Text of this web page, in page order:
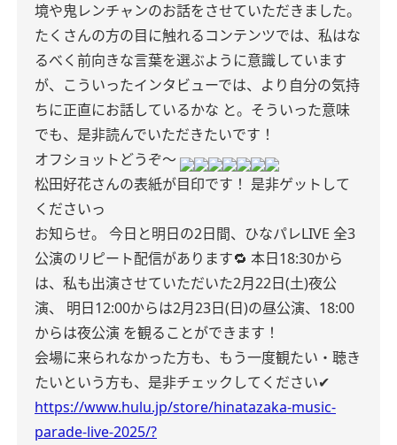
境や鬼レンチャンのお話をさせていただきました。
たくさんの方の目に触れるコンテンツでは、私はな
るべく前向きな言葉を選ぶように意識しています
が、こういったインタビューでは、より自分の気持
ちに正直にお話しているかな と。そういった意味
でも、是非読んでいただきたいです！
オフショットどうぞ〜
松田好花さんの表紙が目印です！ 是非ゲットして
くださいっ
お知らせ。
今日と明日の2日間、ひなパレLIVE 全3
公演のリピート配信があります🔁 本日18:30から
は、私も出演させていただいた2月22日(土)夜公
演、
明日12:00からは2月23日(日)の昼公演、18:00
からは夜公演 を観ることができます！
会場に来られなかった方も、もう一度観たい・聴き
たいという方も、是非チェックしてください✔︎
https://www.hulu.jp/store/hinatazaka-music-
parade-live-2025/?